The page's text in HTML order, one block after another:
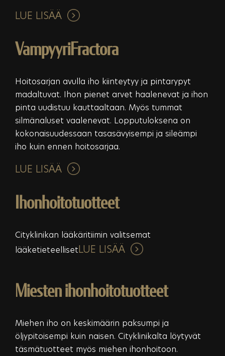
LUE LISÄÄ
VampyyriFractora
Hoitosarjan avulla iho kiinteytyy ja pintarypyt
madaltuvat. Ihon pienet arvet haalenevat ja ihon
pinta uudistuu kauttaaltaan. Myös tummat
silmänaluset vaalenevat. Lopputuloksena on
kokonaisuudessaan tasasävyisempi ja sileämpi
iho kuin ennen hoitosarjaa.
LUE LISÄÄ
Ihonhoitotuotteet
Cityklinikan lääkäritiimin valitsemat
lääketieteellisetLUE LISÄÄ
Miesten ihonhoitotuotteet
Miehen iho on keskimäärin paksumpi ja
öljypitoisempi kuin naisen. Cityklinikalta löytyvät
täsmätuotteet myös miehen ihonhoitoon.